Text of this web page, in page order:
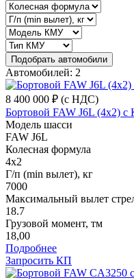
Подобрать автомобили
Автомобилей: 2
8 400 000 ₽ (с НДС)
Бортовой FAW J6L (4x2)
Модель шасси
FAW J6L
Колесная формула
4x2
Г/п (min вылет), кг
7000
Максимальный вылет
18.7
Грузовой момент, тм
18,00
Подробнее
Запросить КП